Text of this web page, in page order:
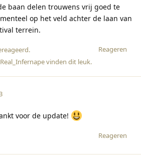
baan delen trouwens vrij goed te
op het veld achter de laan van
terrein.
Reageren
.
vinden dit leuk.
voor de update!
Reageren